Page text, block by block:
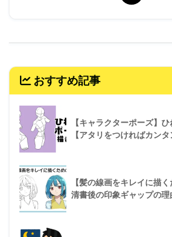
おすすめ記事
【キャラクターポーズ】
【アタリをつければカンタ
【髪の線画をキレイに描
清書後の印象ギャップの理